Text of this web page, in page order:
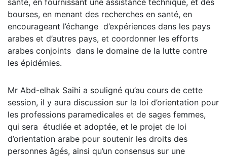
bourses, en menant des recherches en santé, en
encourageant l’échange d’expériences dans les pays
arabes et d’autres pays, et coordonner les efforts
arabes conjoints dans le domaine de la lutte contre
les épidémies.
Mr Abd-elhak Saihi a souligné qu’au cours de cette
session, il y aura discussion sur la loi d’orientation pour
les professions paramedicales et de sages femmes,
qui sera étudiée et adoptée, et le projet de loi
d’orientation arabe pour soutenir les droits des
personnes âgés, ainsi qu’un consensus sur une